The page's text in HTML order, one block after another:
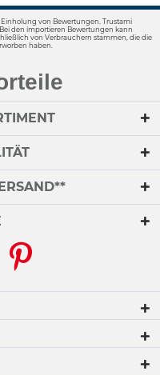
von Bewertungen. Trustami
den importieren Bewertungen kann
von Verbrauchern stammen, die die
haben.